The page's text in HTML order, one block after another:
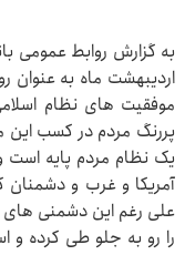
اردیبهشت ماه به عنوان
موفقیت های نظام
پررنگ مردم در کسب این
یک نظام مردم پایه است
آمریکا و غرب و
علی رغم این دشمنی های
را رو به جلو طی کرده و